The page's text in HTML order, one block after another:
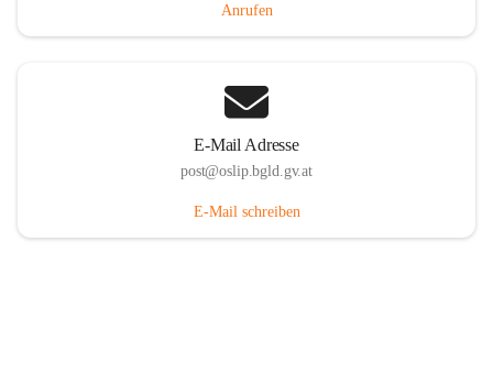
Anrufen
E-Mail Adresse
post@oslip.bgld.gv.at
E-Mail schreiben